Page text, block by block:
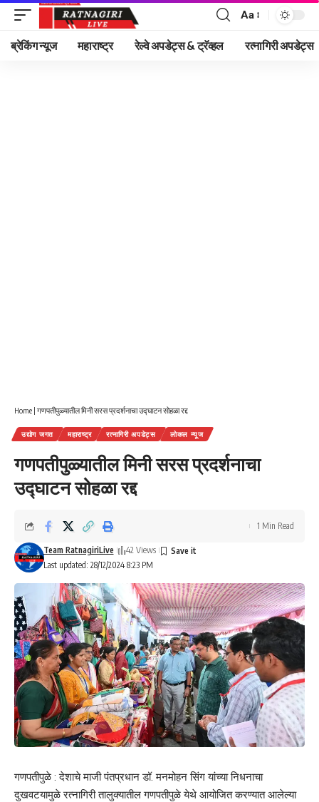
Font
Resizer
Aa
ब्रेकिंग न्यूज महाराष्ट्र रेल्वे अपडेट्स & ट्रॅव्हल रत्नागिरी अपडेट्स
Home | गणपतीपुळ्यातील मिनी सरस प्रदर्शनाचा उद्घाटन सोहळा रद्द
उद्योग जगत महाराष्ट्र रत्नागिरी अपडेट्स लोकल न्यूज
गणपतीपुळ्यातील मिनी सरस प्रदर्शनाचा
उद्घाटन सोहळा रद्द
Last updated: 28/12/2024 8:23 PM
Team RatnagiriLive 42 Views
1 Min Read
गणपतीपुळे : देशाचे माजी पंतप्रधान डॉ. मनमोहन सिंग यांच्या निधनाचा
दुखवटयामुळे रत्नागिरी तालुक्यातील गणपतीपुळे येथे आयोजित करण्यात आलेल्या